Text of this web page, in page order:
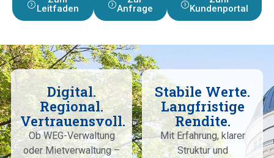
Leitfaden
Anfrage
Kundenportal
Digital.
Regional.
Vertrauensvoll.
Ob WEG-Verwaltung
oder Mietverwaltung –
Stabile Werte.
Langfristige
Rendite.
Mit Erfahrung, klarer
Struktur und